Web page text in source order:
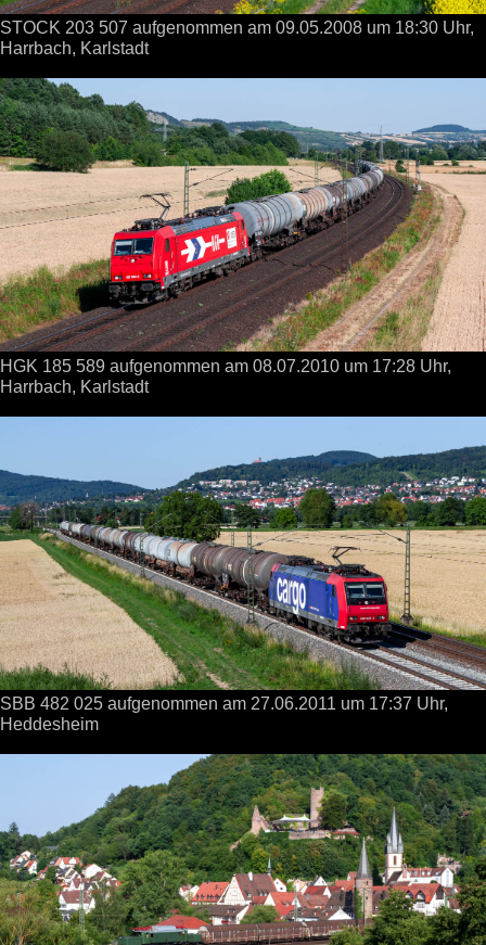
STOCK 203 507 aufgenommen am 09.05.2008 um 18:30 Uhr,
Harrbach, Karlstadt
HGK 185 589 aufgenommen am 08.07.2010 um 17:28 Uhr,
Harrbach, Karlstadt
SBB 482 025 aufgenommen am 27.06.2011 um 17:37 Uhr,
Heddesheim